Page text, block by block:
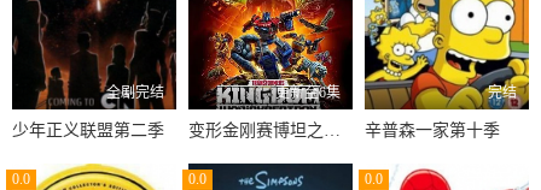
全剧完结
少年正义联盟第二季
更新至6集 完结
辛普森一家第十季
0.0 0.0 0.0